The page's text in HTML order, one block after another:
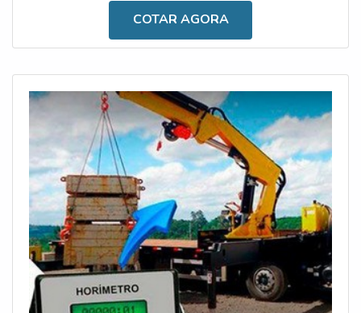
por ser um produto alimentado por pilhas de modelo AA,
que duram até 6 meses e têm preço acessível.OS
COTAR AGORA